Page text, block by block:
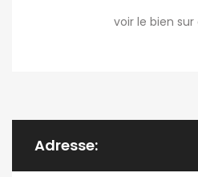
voir le bien
Adresse: